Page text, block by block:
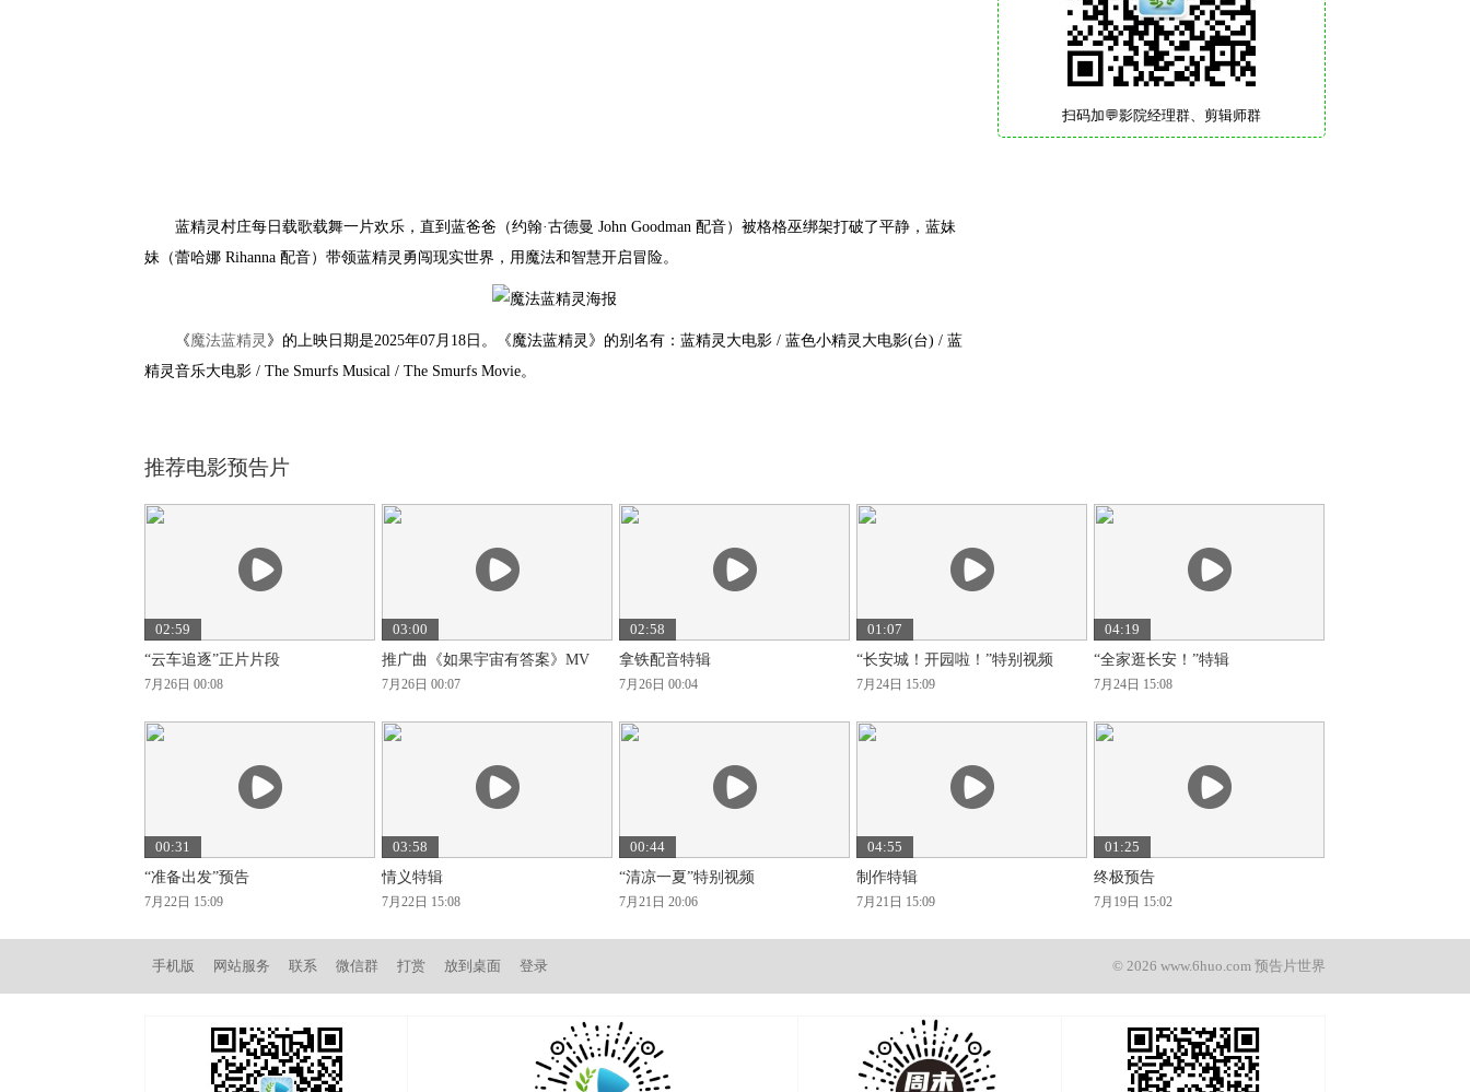
蓝精灵村庄每日载歌载舞一片欢乐，直到蓝爸爸（约翰·古德曼 John Goodman 配音）被格格巫绑架打破了平静，蓝妹
妹（蕾哈娜 Rihanna 配音）带领蓝精灵勇闯现实世界，用魔法和智慧开启冒险。
《魔法蓝精灵 》的上映日期是2025年07月18日。《魔法蓝精灵》的别名有：蓝精灵大电影 / 蓝色小精灵大电影(台) / 蓝
精灵音乐大电影 / The Smurfs Musical‎ / The Smurfs Movie。
扫码加💬影院经理群、剪辑师群
推荐电影预告片
02:59
“云车追逐”正片片段
7月26日 00:08
03:00
推广曲《如果宇宙有答案》MV
7月26日 00:07
02:58
拿铁配音特辑
7月26日 00:04
01:07
“长安城！开园啦！”特别视频
7月24日 15:09
04:19
“全家逛长安！”特辑
7月24日 15:08
00:31
“准备出发”预告
7月22日 15:09
03:58
情义特辑
7月22日 15:08
00:44
“清凉一夏”特别视频
7月21日 20:06
04:55
制作特辑
7月21日 15:09
01:25
终极预告
7月19日 15:02
手机版 网站服务 联系 微信群 打赏 放到桌面 登录 © 2026 www.6huo.com 预告片世界